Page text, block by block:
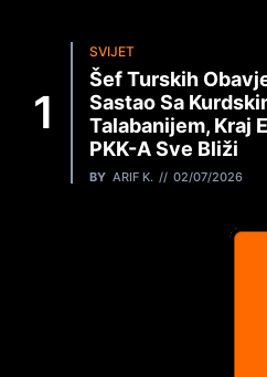
SVIJET
Šef Turskih
Sastao Sa
Talabanijem, Kraj
PKK-A Sve Bliži
BY ARIF K. 02/07/2026